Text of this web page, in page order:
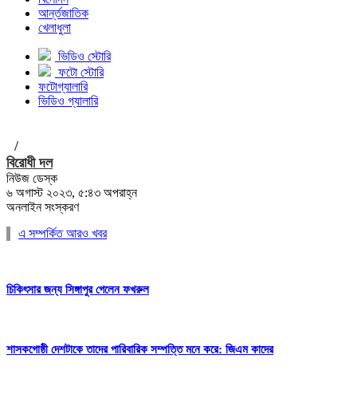
আর্ন্তজাতিক
খেলাধুলা
ভিডিও স্টোরি
ফটো স্টোরি
ফটোগ্যালারি
ভিডিও গ্যালারি
/
বিরোধী দল
নিউজ ডেস্ক
৬ অগাস্ট ২০২৩, ৫:৪৩ অপরাহ্ন
অনলাইন সংস্করণ
এ সম্পর্কিত আরও খবর
চিকিৎসার জন্য সিঙ্গাপুর গেলেন ফখরুল
শাসকগোষ্ঠী দেশটাকে তাদের পারিবারিক সম্পত্তি মনে করে: জিএম কাদের